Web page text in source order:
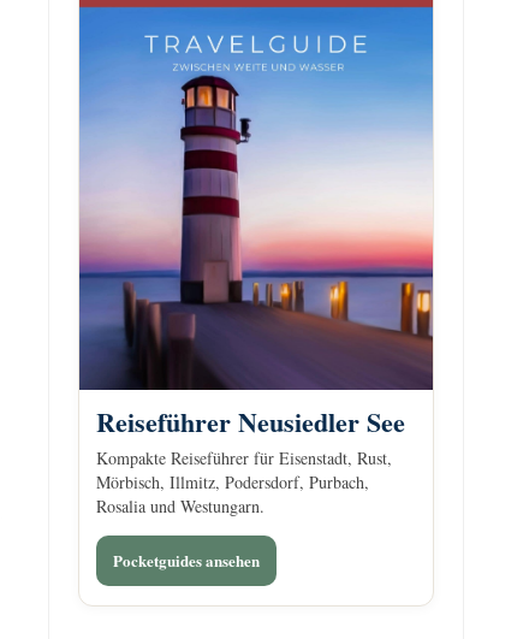
Reiseführer Neusiedler See
Kompakte Reiseführer für Eisenstadt, Rust,
Mörbisch, Illmitz, Podersdorf, Purbach,
Rosalia und Westungarn.
Pocketguides ansehen